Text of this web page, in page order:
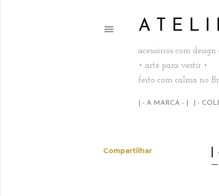
A T E L I
acessórios com
• arte para vestir •
feito com calma no
| - A MARCA - | | -
Compartilhar